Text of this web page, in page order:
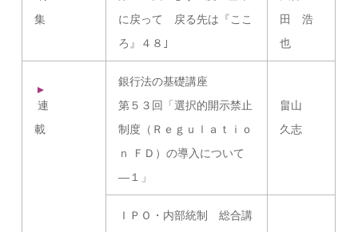
集
に戻って 戻る先は『ここ
ろ』４８｣
田 浩
也
連
載
銀行法の基礎講座
第５３回「選択的開示禁止
制度（Ｒｅｇｕｌａｔｉｏ
ｎ ＦＤ）の導入について
―１」
畠山
久志
ＩＰＯ・内部統制 総合講